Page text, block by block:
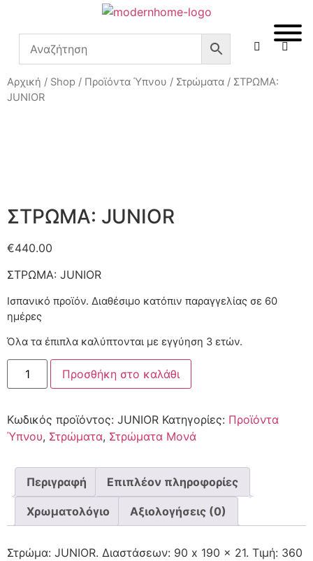
Αρχική / Shop / Προϊόντα Ύπνου / Στρώματα / ΣΤΡΩΜΑ:
JUNIOR
ΣΤΡΩΜΑ: JUNIOR
€440.00
ΣΤΡΩΜΑ: JUNIOR
Ισπανικό προϊόν. Διαθέσιμο κατόπιν παραγγελίας
Όλα τα έπιπλα καλύπτονται με εγγύηση 3 ετών.
Προσθήκη στο καλάθι
Κωδικός προϊόντος: JUNIOR Κατηγορίες: Προϊόντα
Ύπνου, Στρώματα, Στρώματα Μονά
Περιγραφή Επιπλέον πληροφορίες
Χρωματολόγιο Αξιολογήσεις (0)
Στρώμα: JUNIOR. Διαστάσεων: 90 x 190 x 21. Τιμή: 360